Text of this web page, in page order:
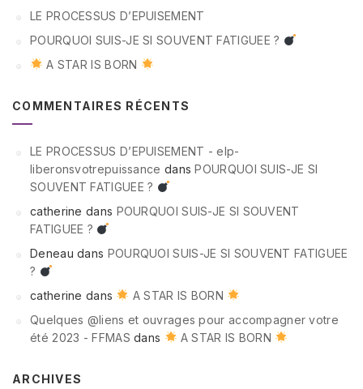
LE PROCESSUS D’EPUISEMENT
POURQUOI SUIS-JE SI SOUVENT FATIGUEE ?
A STAR IS BORN
COMMENTAIRES RÉCENTS
LE PROCESSUS D’EPUISEMENT - elp-
liberonsvotrepuissance dansPOURQUOI SUIS-JE SI
SOUVENT FATIGUEE ?
catherine dans POURQUOI SUIS-JE SI SOUVENT
FATIGUEE ?
Deneau dans POURQUOI SUIS-JE SI SOUVENT FATIGUEE
?
catherine dans
A STAR IS BORN
Quelques @liens et ouvrages pour accompagner votre
été 2023 - FFMAS dans A STAR IS BORN
ARCHIVES